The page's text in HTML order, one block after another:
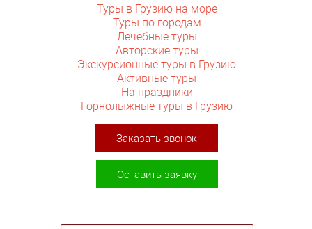
Туры в Грузию на море
Туры по городам
Лечебные туры
Авторские туры
Экскурсионные туры в Грузию
Активные туры
На праздники
Горнолыжные туры в Грузию
Заказать звонок
Оставить заявку